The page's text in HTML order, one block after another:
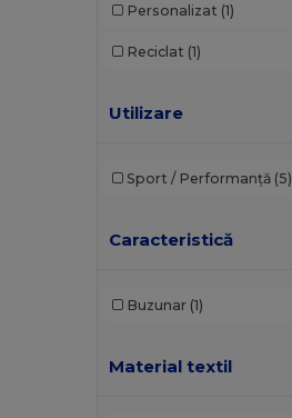
Personalizat (1)
Reciclat (1)
Utilizare
Sport / Performanță (5)
Caracteristică
Buzunar (1)
Material textil